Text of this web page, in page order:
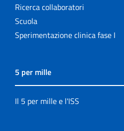
Ricerca collaboratori
Scuola
Sperimentazione clinica fase I
5 per mille
Il 5 per mille e l'ISS